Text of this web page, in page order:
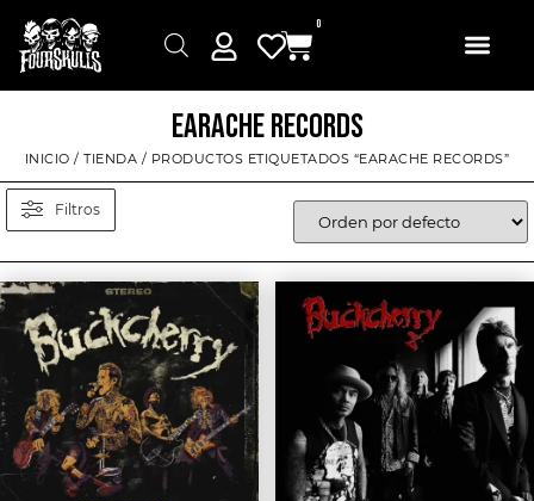
0
EARACHE RECORDS
INICIO /TIENDA / PRODUCTOS ETIQUETADOS “EARACHE RECORDS”
Filtros